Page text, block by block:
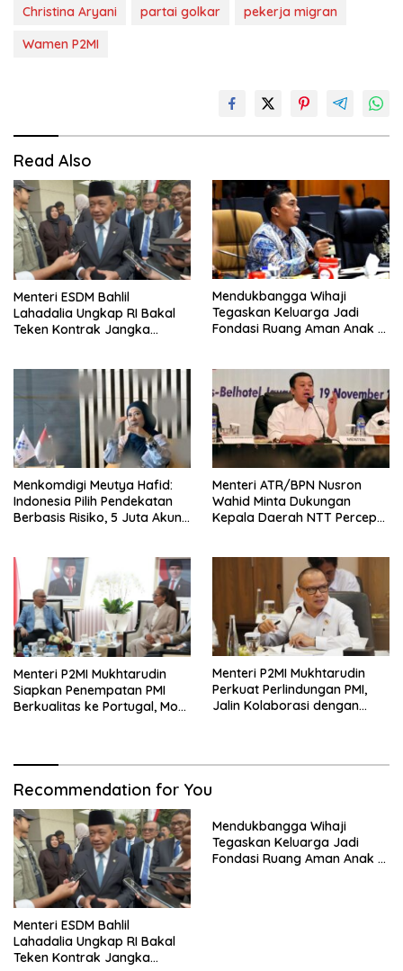
Christina Aryani partai golkar
pekerja migran
Wamen P2MI
Read Also
Menteri ESDM Bahlil
Lahadalia Ungkap RI Bakal
Teken Kontrak Jangka
Mendukbangga Wihaji
Tegaskan Keluarga Jadi
Fondasi Ruang Aman Anak di
Menkomdigi Meutya Hafid:
Indonesia Pilih Pendekatan
Berbasis Risiko, 5 Juta Akun
Menteri ATR/BPN Nusron
Wahid Minta Dukungan
Kepala Daerah NTT Percepat
Menteri P2MI Mukhtarudin
Siapkan Penempatan PMI
Berkualitas ke Portugal, MoU
Menteri P2MI Mukhtarudin
Perkuat Perlindungan PMI,
Jalin Kolaborasi dengan
Recommendation for You
Menteri ESDM Bahlil
Lahadalia Ungkap RI Bakal
Teken Kontrak Jangka
Mendukbangga Wihaji
Tegaskan Keluarga Jadi
Fondasi Ruang Aman Anak di